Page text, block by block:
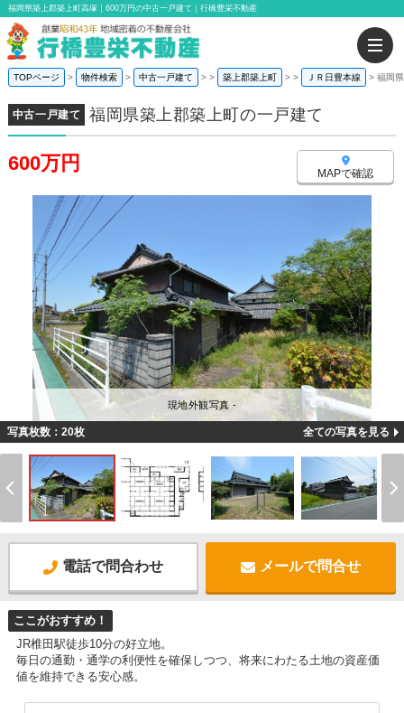
福岡県築上郡築上町高塚｜600万円の中古一戸建て｜行橋豊栄不動産
TOPページ 物件検索 中古一戸建て > 築上郡築上町 > ＪＲ日豊本線 福岡
中古一戸建て 福岡県築上郡築上町の一戸建て
600万円 MAPで確認
現地外観写真 -
写真枚数：20枚 全ての写真を見る
電話で問合わせ メールで問合せ
ここがおすすめ！
JR椎田駅徒歩10分の好立地。
毎日の通勤・通学の利便性を確保しつつ、将来にわたる土地の資産価
値を維持できる安心感。